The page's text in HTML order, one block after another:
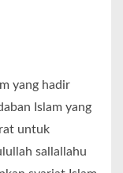
yang hadir
Islam yang
untuk
sallallahu